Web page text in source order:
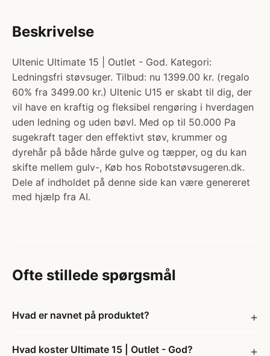
Beskrivelse
Ultenic Ultimate 15 | Outlet - God. Kategori:
Ledningsfri støvsuger. Tilbud: nu 1399.00 kr. (regalo
60% fra 3499.00 kr.) Ultenic U15 er skabt til dig, der
vil have en kraftig og fleksibel rengøring i hverdagen
uden ledning og uden bøvl. Med op til 50.000 Pa
sugekraft tager den effektivt støv, krummer og
dyrehår på både hårde gulve og tæpper, og du kan
skifte mellem gulv-, Køb hos Robotstøvsugeren.dk.
Dele af indholdet på denne side kan være genereret
med hjælp fra AI.
Ofte stillede spørgsmål
Hvad er navnet på produktet?
Hvad koster Ultimate 15 | Outlet - God?